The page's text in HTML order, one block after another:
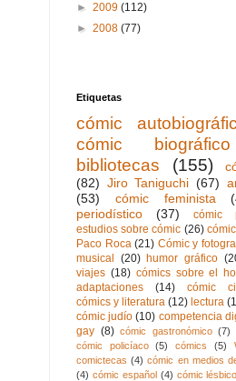
► 2009 (112)
► 2008 (77)
Etiquetas
cómic
cómic biográfico
bibliotecas
(155)
(82) Jiro Taniguchi (67)
(53)
cómic feminista
periodístico
(37) cómic
estudios sobre cómic (26)
Paco Roca (21) Cómic y
musical
(20) humor gráfico
viajes (18) cómics sobre el
adaptaciones
(14) cómic
cómics y literatura (12) lectura
cómic judío (10) competencia
gay (8) cómic gastronómico (7)
cómic policíaco
(5) cómics (5)
comictecas (4) cómic en medios
(4) cómic español (4) cómic lésbico